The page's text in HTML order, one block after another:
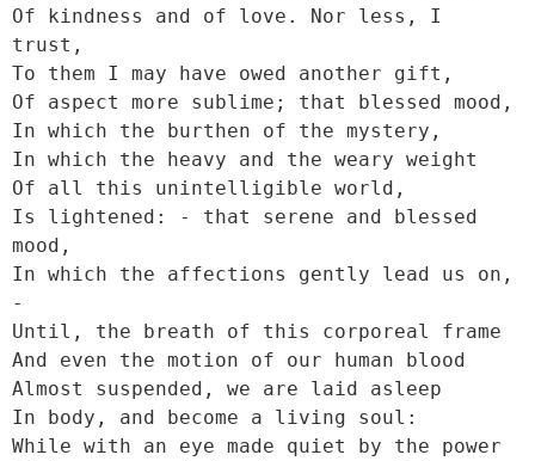
Of kindness and of love. Nor less, I
trust,
To them I may have owed another gift,
Of aspect more sublime; that blessed mood,
In which the burthen of the mystery,
In which the heavy and the weary weight
Of all this unintelligible world,
Is lightened: - that serene and blessed
mood,
In which the affections gently lead us on,
-
Until, the breath of this corporeal frame
And even the motion of our human blood
Almost suspended, we are laid asleep
In body, and become a living soul:
While with an eye made quiet by the power